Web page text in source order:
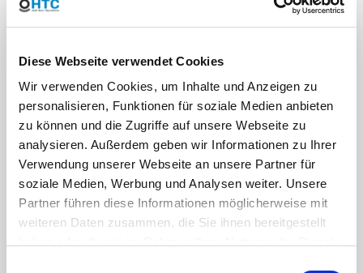
Diese Webseite verwendet Cookies
Wir verwenden Cookies, um Inhalte und Anzeigen zu
personalisieren, Funktionen für soziale Medien anbieten
zu können und die Zugriffe auf unsere Webseite zu
analysieren. Außerdem geben wir Informationen zu Ihrer
Verwendung unserer Webseite an unsere Partner für
soziale Medien, Werbung und Analysen weiter. Unsere
Partner führen diese Informationen möglicherweise mit
weiteren Daten zusammen, die Sie ihnen bereitgestellt
hervorragendes Preis-/Leistungsverhältnis
Ersatzteilversorgung
Ersatzteile Kugelhahn HTC Serie AK0010